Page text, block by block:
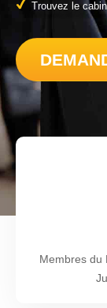
Trouvez le
Membres du